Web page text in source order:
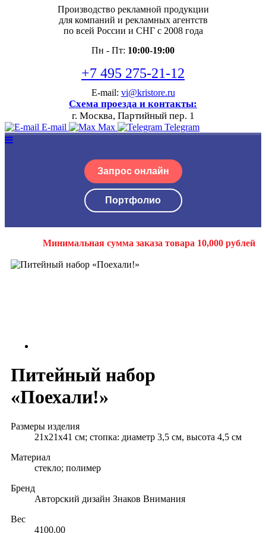
Производство рекламной продукции
для компаний и рекламных агентств
по всей России и СНГ с 2008 года
Пн - Пт: 10:00-19:00
+7 495 275-21-12
E-mail: vi@kristore.ru
Схема проезда и контакты:
г. Москва, Партийный пер. 1
E-mail Max Telegram
Запрос онлайн
Портфолио
Минимальная сумма заказа товара 10,000 рублей
Питейный набор
«Поехали!»
Размеры изделия
21х21х41 см; стопка: диаметр 3,5 cм, высота 4,5 см
Материал
стекло; полимер
Бренд
Авторский дизайн Знаков Внимания
Вес
4100.00